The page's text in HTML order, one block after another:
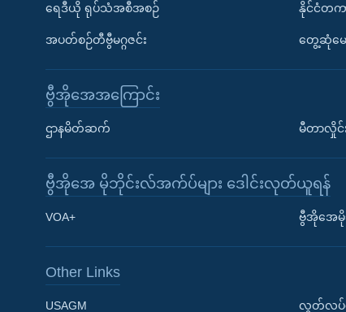
Learning English
ရေဒီယို ရုပ်သံအစီအစဉ်
အပတ်စဉ်တီဗွီမဂ္ဂဇင်း
နိုင်ငံတက
တွေ့ဆုံမေး
ဗွီအိုအေအကြောင်း
ဌာနမိတ်ဆက် မီတာလှိုင်း
ဗွီအိုအေ မိုဘိုင်းလ်အက်ပ်များ ဒေါင်းလုတ်ယူရန်
VOA+ ဗွီအိုအေမို
Other Links
USAGM လွတ်လပ်